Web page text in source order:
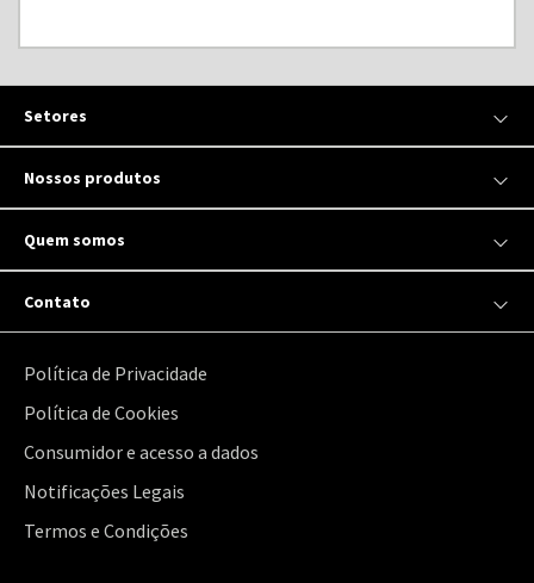
Setores
Nossos produtos
Quem somos
Contato
Política de Privacidade
Política de Cookies
Consumidor e acesso a dados
Notificações Legais
Termos e Condições